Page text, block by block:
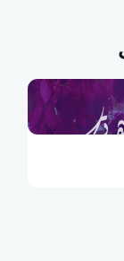
مقالات ثقافية